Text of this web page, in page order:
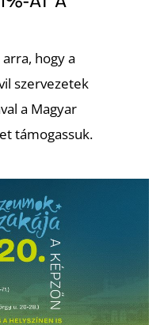
hogy a
szervezetek
a Magyar
támogassuk.